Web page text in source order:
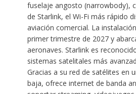
fuselaje angosto (narrowbody),
de Starlink, el Wi-Fi más rápido
aviación comercial. La
primer trimestre de 2027 y
aeronaves. Starlink es
sistemas satelitales más
Gracias a su red de satélites en
baja, ofrece internet de banda